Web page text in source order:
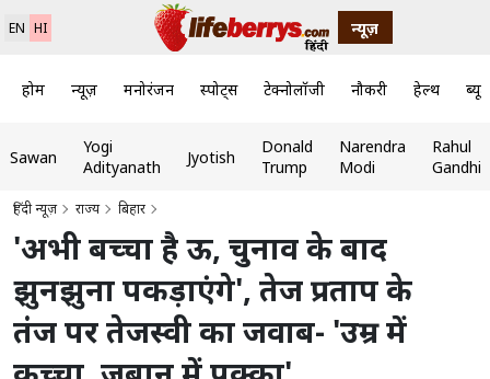
EN HI न्यूज़
होम न्यूज़ मनोरंजन स्पोर्ट्स टेक्नोलॉजी नौकरी हेल्थ
Sawan
Yogi
Adityanath
Jyotish
Donald
Trump
Narendra
Modi
Rahul
Gandhi
हिंदी न्यूज़ राज्य बिहार
'अभी बच्चा है ऊ, चुनाव के बाद
झुनझुना पकड़ाएंगे', तेज प्रताप के
तंज पर तेजस्वी का जवाब- 'उम्र में